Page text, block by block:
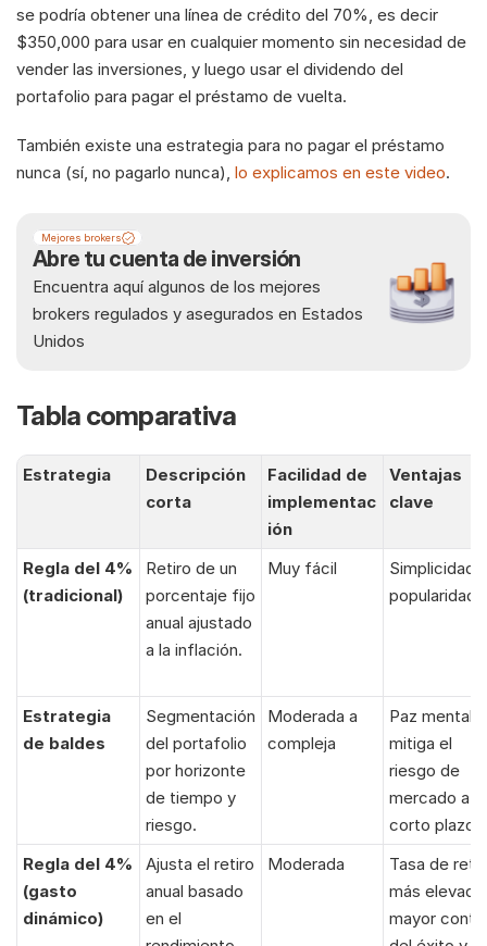
se podría obtener una línea de crédito del 70%, es decir
$350,000 para usar en cualquier momento sin necesidad de
vender las inversiones, y luego usar el dividendo del
portafolio para pagar el préstamo de vuelta.
También existe una estrategia para no pagar el préstamo
nunca (sí, no pagarlo nunca), lo explicamos en este video.
Mejores brokers
Abre tu cuenta de inversión
Encuentra aquí algunos de los mejores
brokers regulados y asegurados en Estados
Unidos
Tabla comparativa
Estrategia
Descripción
corta
Facilidad de
implementac
ión
Ventajas
clave
Regla del 4%
(tradicional)
Retiro de un
porcentaje fijo
anual ajustado
a la inflación.
Muy fácil
Simplicidad y
popularidad.
Estrategia
de baldes
Segmentación
del portafolio
por horizonte
de tiempo y
riesgo.
Moderada a
compleja
Paz mental y
mitiga el
riesgo de
mercado a
corto plazo.
Regla del 4%
(gasto
dinámico)
Ajusta el retiro
anual basado
en el
Moderada
Tasa de
más elevada,
mayor